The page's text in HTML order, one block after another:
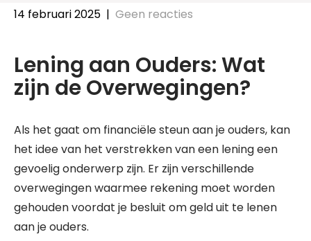
14 februari 2025 | Geen reacties
Lening aan Ouders: Wat
zijn de Overwegingen?
Als het gaat om financiële steun aan je ouders, kan
het idee van het verstrekken van een lening een
gevoelig onderwerp zijn. Er zijn verschillende
overwegingen waarmee rekening moet worden
gehouden voordat je besluit om geld uit te lenen
aan je ouders.